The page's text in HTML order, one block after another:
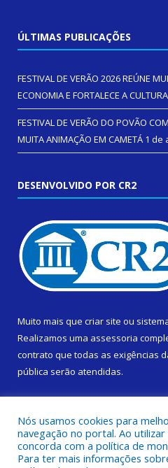
ÚLTIMAS PUBLICAÇÕES
FESTIVAL DE VERÃO 2026 REÚNE
ECONOMIA E FORTALECE A
FESTIVAL DE VERÃO DO POVÃO
MUITA ANIMAÇÃO EM CAMETÁ 1 de
DESENVOLVIDO POR CR2
Muito mais que criar site ou
Realizamos uma assessoria
contrato que todas as exigências
pública serão atendidas.
Nós usamos cookies para
navegação no portal. Ao
concorda com a política de
Para ter mais informações